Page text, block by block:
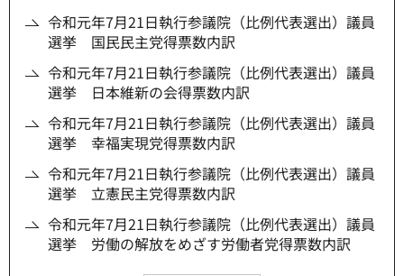
令和元年7月21日執行参議院（比例代表選出）議員
選挙 国民民主党得票数内訳
令和元年7月21日執行参議院（比例代表選出）議員
選挙 日本維新の会得票数内訳
令和元年7月21日執行参議院（比例代表選出）議員
選挙 幸福実現党得票数内訳
令和元年7月21日執行参議院（比例代表選出）議員
選挙 立憲民主党得票数内訳
令和元年7月21日執行参議院（比例代表選出）議員
選挙 労働の解放をめざす労働者党得票数内訳